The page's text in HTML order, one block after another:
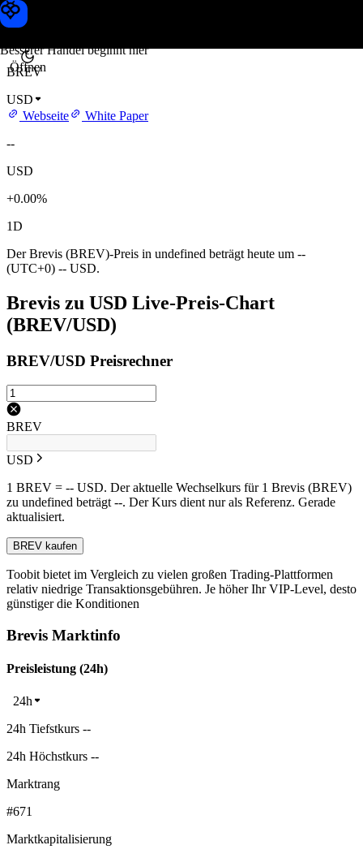
Besserer Handel beginnt hier
Öffnen
Brevis Kurs
BREV
USD
Webseite
White Paper
--
USD
+0.00%
1D
Der Brevis (BREV)-Preis in undefined beträgt heute um --
(UTC+0) -- USD.
Brevis zu USD Live-Preis-Chart
(BREV/USD)
BREV/USD Preisrechner
BREV
USD
1 BREV = -- USD. Der aktuelle Wechselkurs für 1 Brevis (BREV)
zu undefined beträgt --. Der Kurs dient nur als Referenz. Gerade
aktualisiert.
BREV kaufen
Toobit bietet im Vergleich zu vielen großen Trading-Plattformen
relativ niedrige Transaktionsgebühren. Je höher Ihr VIP-Level, desto
günstiger die Konditionen
Brevis Marktinfo
Preisleistung (24h)
24h
24h Tiefstkurs --
24h Höchstkurs --
Marktrang
#671
Marktkapitalisierung